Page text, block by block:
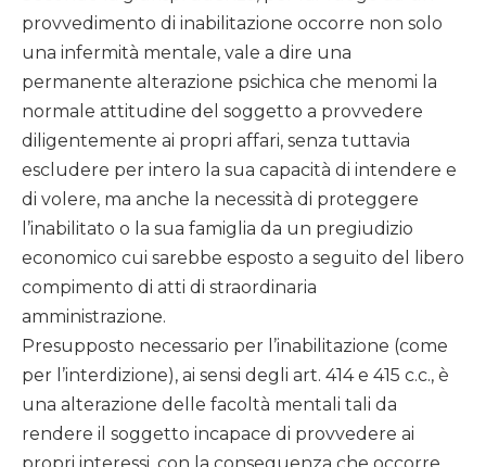
provvedimento di inabilitazione occorre non solo
una infermità mentale, vale a dire una
permanente alterazione psichica che menomi la
normale attitudine del soggetto a provvedere
diligentemente ai propri affari, senza tuttavia
escludere per intero la sua capacità di intendere e
di volere, ma anche la necessità di proteggere
l’inabilitato o la sua famiglia da un pregiudizio
economico cui sarebbe esposto a seguito del libero
compimento di atti di straordinaria
amministrazione.
Presupposto necessario per l’inabilitazione (come
per l’interdizione), ai sensi degli art. 414 e 415 c.c., è
una alterazione delle facoltà mentali tali da
rendere il soggetto incapace di provvedere ai